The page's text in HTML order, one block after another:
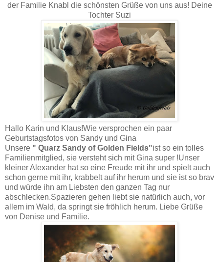
der Familie Knabl die schönsten Grüße von uns aus! Deine
Tochter Suzi
Hallo Karin und Klaus!Wie versprochen ein paar
Geburtstagsfotos von Sandy und Gina
Unsere " Quarz Sandy of Golden Fields"ist so ein tolles
Familienmitglied, sie versteht sich mit Gina super !Unser
kleiner Alexander hat so eine Freude mit ihr und spielt auch
schon gerne mit ihr, krabbelt auf ihr herum und sie ist so brav
und würde ihn am Liebsten den ganzen Tag nur
abschlecken.Spazieren gehen liebt sie natürlich auch, vor
allem im Wald, da springt sie fröhlich herum. Liebe Grüße
von Denise und Familie.